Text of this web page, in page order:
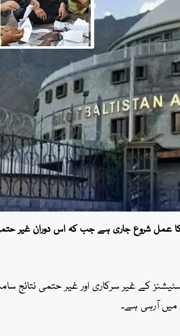
عمل شروع جاری ہے جب کہ اس دوران غیر
کے غیر سرکاری اور غیر حتمی نتائج
میں آرہی ہے۔